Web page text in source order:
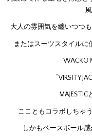
大人の雰囲気を纏いつつ
またはスーツスタイルに
WACKO
“VIRSITY
ここともコラボしちゃ
しかもベースボール